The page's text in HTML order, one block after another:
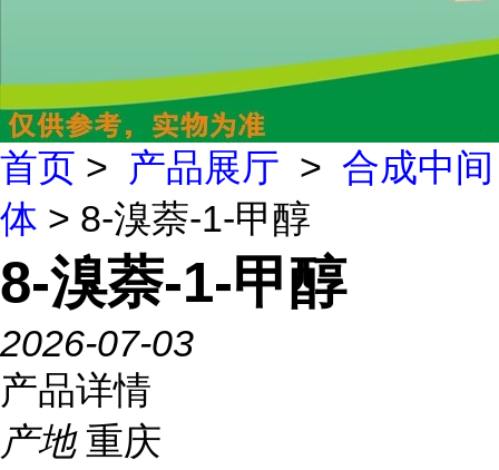
首页 > 产品展厅 > 合成中间
体 > 8-溴萘-1-甲醇
8-溴萘-1-甲醇
2026-07-03
产品详情
产地 重庆